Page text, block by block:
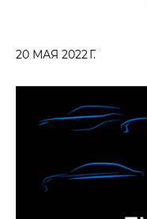
20 МАЯ 2022 Г.